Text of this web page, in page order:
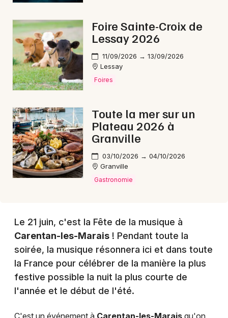
50 - Manche
Choisir mes départements
Mon email
Foire Sainte-Croix de
Lessay 2026
11/09/2026 → 13/09/2026
Lessay
Foires
Toute la mer sur un
Plateau 2026 à
Granville
03/10/2026 → 04/10/2026
Granville
Gastronomie
Le 21 juin, c'est la Fête de la musique à
Carentan-les-Marais ! Pendant toute la
soirée, la musique résonnera ici et dans toute
la France pour célébrer de la manière la plus
festive possible la nuit la plus courte de
l'année et le début de l'été.